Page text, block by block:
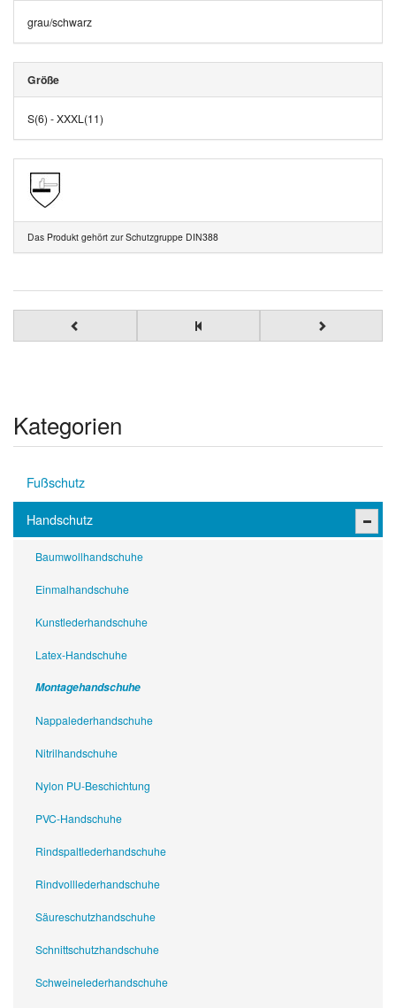
grau/schwarz
Größe
S(6) - XXXL(11)
Das Produkt gehört zur Schutzgruppe DIN388
Kategorien
Fußschutz
Handschutz
Baumwollhandschuhe
Einmalhandschuhe
Kunstlederhandschuhe
Latex-Handschuhe
Montagehandschuhe
Nappalederhandschuhe
Nitrilhandschuhe
Nylon PU-Beschichtung
PVC-Handschuhe
Rindspaltlederhandschuhe
Rindvolllederhandschuhe
Säureschutzhandschuhe
Schnittschutzhandschuhe
Schweinelederhandschuhe